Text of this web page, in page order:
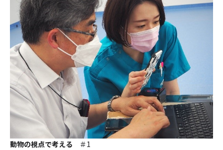
動物の視点で考える ＃1